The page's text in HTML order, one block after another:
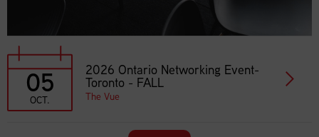
05
OCT.
2026 Ontario Networking Event-
Toronto - FALL
The Vue